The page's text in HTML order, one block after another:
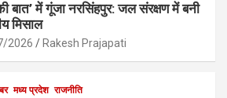
बात’ में गूंजा नरसिंहपुर: जल संरक्षण में बनी
मिसाल
2026 Rakesh Prajapati
मध्य प्रदेश राजनीति